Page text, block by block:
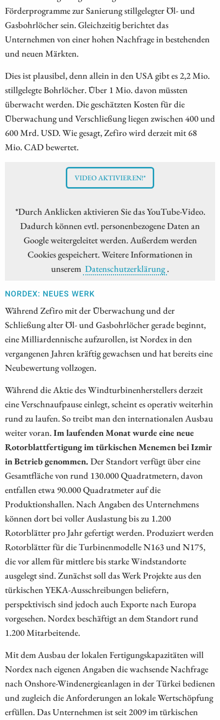
Förderprogramme zur Sanierung stillgelegter Öl- und
Gasbohrlöcher sein. Gleichzeitig berichtet das
Unternehmen von einer hohen Nachfrage in bestehenden
und neuen Märkten.
Dies ist plausibel, denn allein in den USA gibt es 2,2 Mio.
stillgelegte Bohrlöcher. Über 1 Mio. davon müssten
überwacht werden. Die geschätzten Kosten für die
Überwachung und Verschließung liegen zwischen 400 und
600 Mrd. USD. Wie gesagt, Zefiro wird derzeit mit 68
Mio. CAD bewertet.
VIDEO AKTIVIEREN!*
*Durch Anklicken aktivieren Sie das YouTube-Video.
Dadurch können evtl. personenbezogene Daten an
Google weitergeleitet werden. Außerdem werden
Cookies gespeichert. Weitere Informationen in
unserem Datenschutzerklärung .
NORDEX: NEUES WERK
Während Zefiro mit der Überwachung und der
Schließung alter Öl- und Gasbohrlöcher gerade beginnt,
eine Milliardennische aufzurollen, ist Nordex in den
vergangenen Jahren kräftig gewachsen und hat bereits eine
Neubewertung vollzogen.
Während die Aktie des Windturbinenherstellers derzeit
eine Verschnaufpause einlegt, scheint es operativ weiterhin
rund zu laufen. So treibt man den internationalen Ausbau
weiter voran.Im laufenden Monat wurde eine neue
Rotorblattfertigung im türkischen Menemen bei Izmir
in Betrieb genommen. Der Standort verfügt über eine
Gesamtfläche von rund 130.000 Quadratmetern, davon
entfallen etwa 90.000 Quadratmeter auf die
Produktionshallen. Nach Angaben des Unternehmens
können dort bei voller Auslastung bis zu 1.200
Rotorblätter pro Jahr gefertigt werden. Produziert werden
Rotorblätter für die Turbinenmodelle N163 und N175,
die vor allem für mittlere bis starke Windstandorte
ausgelegt sind. Zunächst soll das Werk Projekte aus den
türkischen YEKA-Ausschreibungen beliefern,
perspektivisch sind jedoch auch Exporte nach Europa
vorgesehen. Nordex beschäftigt an dem Standort rund
1.200 Mitarbeitende.
Mit dem Ausbau der lokalen Fertigungskapazitäten will
Nordex nach eigenen Angaben die wachsende Nachfrage
nach Onshore-Windenergieanlagen in der Türkei bedienen
und zugleich die Anforderungen an lokale Wertschöpfung
erfüllen. Das Unternehmen ist seit 2009 im türkischen